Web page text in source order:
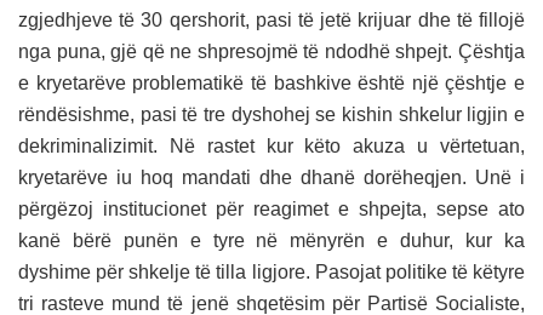
zgjedhjeve të 30 qershorit, pasi të jetë krijuar dhe të fillojë
nga puna, gjë që ne shpresojmë të ndodhë shpejt. Çështja
e kryetarëve problematikë të bashkive është një çështje e
rëndësishme, pasi të tre dyshohej se kishin shkelur ligjin e
dekriminalizimit. Në rastet kur këto akuza u vërtetuan,
kryetarëve iu hoq mandati dhe dhanë dorëheqjen. Unë i
përgëzoj institucionet për reagimet e shpejta, sepse ato
kanë bërë punën e tyre në mënyrën e duhur, kur ka
dyshime për shkelje të tilla ligjore. Pasojat politike të këtyre
tri rasteve mund të jenë shqetësim për Partisë Socialiste,